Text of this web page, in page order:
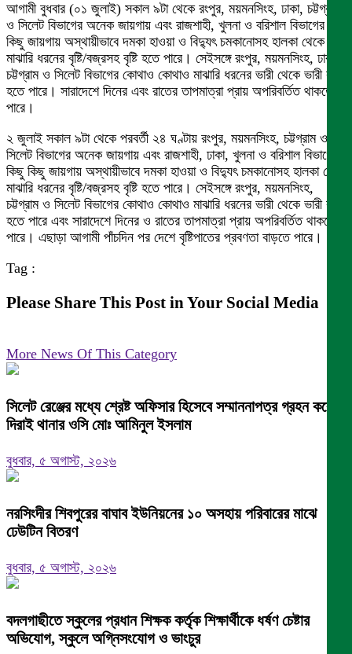
আগামী বুধবার (০১ জুলাই) সকাল ৯টা থেকে রংপুর, ময়মনসিংহ, ঢাকা, চট্টগ্রাম
ও সিলেট বিভাগের অনেক জায়গায় এবং রাজশাহী, খুলনা ও বরিশাল বিভাগের কিছু
কিছু জায়গায় অস্থায়ীভাবে দমকা হাওয়া ও বিদ্যুৎ চমকানোসহ হালকা থেকে
মাঝারি ধরনের বৃষ্টি/বজ্রসহ বৃষ্টি হতে পারে। সেইসঙ্গে রংপুর, ময়মনসিংহ, ঢাকা,
চট্টগ্রাম ও সিলেট বিভাগের কোথাও কোথাও মাঝারি ধরনের ভারী থেকে ভারী বর্ষণ
হতে পারে। সারাদেশে দিনের এবং রাতের তাপমাত্রা প্রায় অপরিবর্তিত থাকতে
পারে।
২ জুলাই সকাল ৯টা থেকে পরবর্তী ২৪ ঘণ্টায় রংপুর, ময়মনসিংহ, চট্টগ্রাম ও
সিলেট বিভাগের অনেক জায়গায় এবং রাজশাহী, ঢাকা, খুলনা ও বরিশাল বিভাগের
কিছু কিছু জায়গায় অস্থায়ীভাবে দমকা হাওয়া ও বিদ্যুৎ চমকানোসহ হালকা থেকে
মাঝারি ধরনের বৃষ্টি/বজ্রসহ বৃষ্টি হতে পারে। সেইসঙ্গে রংপুর, ময়মনসিংহ,
চট্টগ্রাম ও সিলেট বিভাগের কোথাও কোথাও মাঝারি ধরনের ভারী থেকে ভারী বর্ষণ
হতে পারে এবং সারাদেশে দিনের ও রাতের তাপমাত্রা প্রায় অপরিবর্তিত থাকতে
পারে। এছাড়া আগামী পাঁচদিন পর দেশে বৃষ্টিপাতের প্রবণতা বাড়তে পারে।
Tag :
Please Share This Post in Your Social Media
More News Of This Category
সিলেট রেঞ্জের মধ্যে শ্রেষ্ট অফিসার হিসেবে সম্মাননাপত্র গ্রহন করেন
দিরাই থানার ওসি মোঃ আমিনুল ইসলাম
বুধবার, ৫ অগাস্ট, ২০২৬
নরসিংদীর শিবপুরের বাঘাব ইউনিয়নের ১০ অসহায় পরিবারের মাঝে
ঢেউটিন বিতরণ
বুধবার, ৫ অগাস্ট, ২০২৬
বদলগাছীতে স্কুলের প্রধান শিক্ষক কর্তৃক শিক্ষার্থীকে ধর্ষণ চেষ্টার
অভিযোগ, স্কুলে অগ্নিসংযোগ ও ভাংচুর